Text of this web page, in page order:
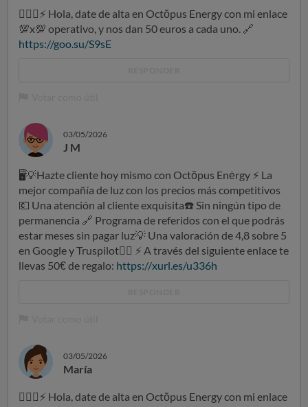
👍🏻💡 ⚡ Hola, date de alta en Octŏpus Energy con mi enlace
💯x💯 operativo, y nos dan 50 euros a cada uno. 🔗
https://goo.su/S9sE
03/05/2026
J M
🖥💡Hazte cliente hoy mismo con Octŏpus Enėrgy ⚡ La
mejor compañía de luz con los precios más competitivos
💶 Una atención al cliente exquisita☎️ Sin ningún tipo de
permanencia 🔗 Programa de referidos con el que podrás
estar meses sin pagar luz💡 Una valoración de 4,8 sobre 5
en Google y Truspilot👍🏻 ⚡ A través del siguiente enlace te
llevas 50€ de regalo: https://xurl.es/u336h
03/05/2026
María
👍🏻💡 ⚡ Hola, date de alta en Octŏpus Energy con mi enlace